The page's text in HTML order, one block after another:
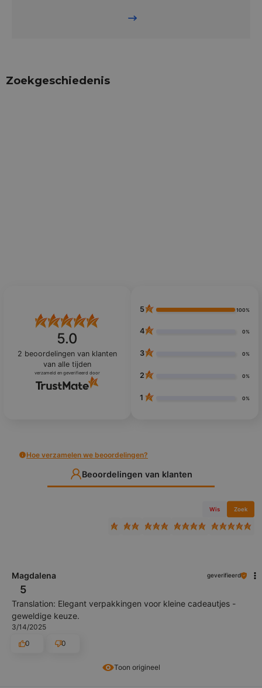
Zoekgeschiedenis
5.0
2 beoordelingen van klanten
van alle tijden
verzameld en geverifieerd door
5 100%
4 0%
3 0%
2 0%
1 0%
Hoe verzamelen we beoordelingen?
Beoordelingen van klanten
Wis Zoek
Toon origineel
Magdalena geverifieerd
5
Translation: Elegant verpakkingen voor kleine cadeautjes -
geweldige keuze.
3/14/2025
0
0